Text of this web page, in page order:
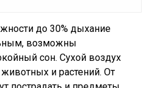
до 30% дыхание
возможны
сон. Сухой воздух
и растений. От